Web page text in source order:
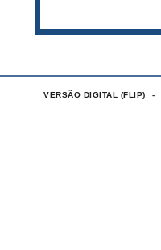
VERSÃO DIGITAL (FLIP)